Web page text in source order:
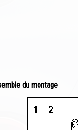
du montage